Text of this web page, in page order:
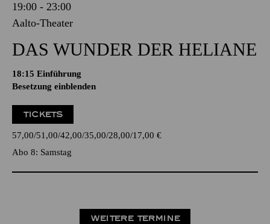
19:00 - 23:00
Aalto-Theater
DAS WUNDER DER HELIANE
18:15 Einführung
Besetzung einblenden
TICKETS
57,00 51,00 42,00 35,00 28,00 17,00 €
Abo 8: Samstag
WEITERE TERMINE